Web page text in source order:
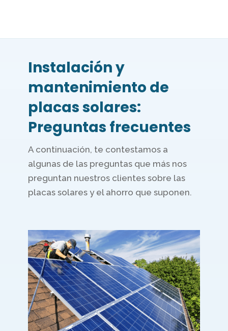
Instalación y
mantenimiento de
placas solares:
Preguntas frecuentes
A continuación, te contestamos a
algunas de las preguntas que más nos
preguntan nuestros clientes sobre las
placas solares y el ahorro que suponen.